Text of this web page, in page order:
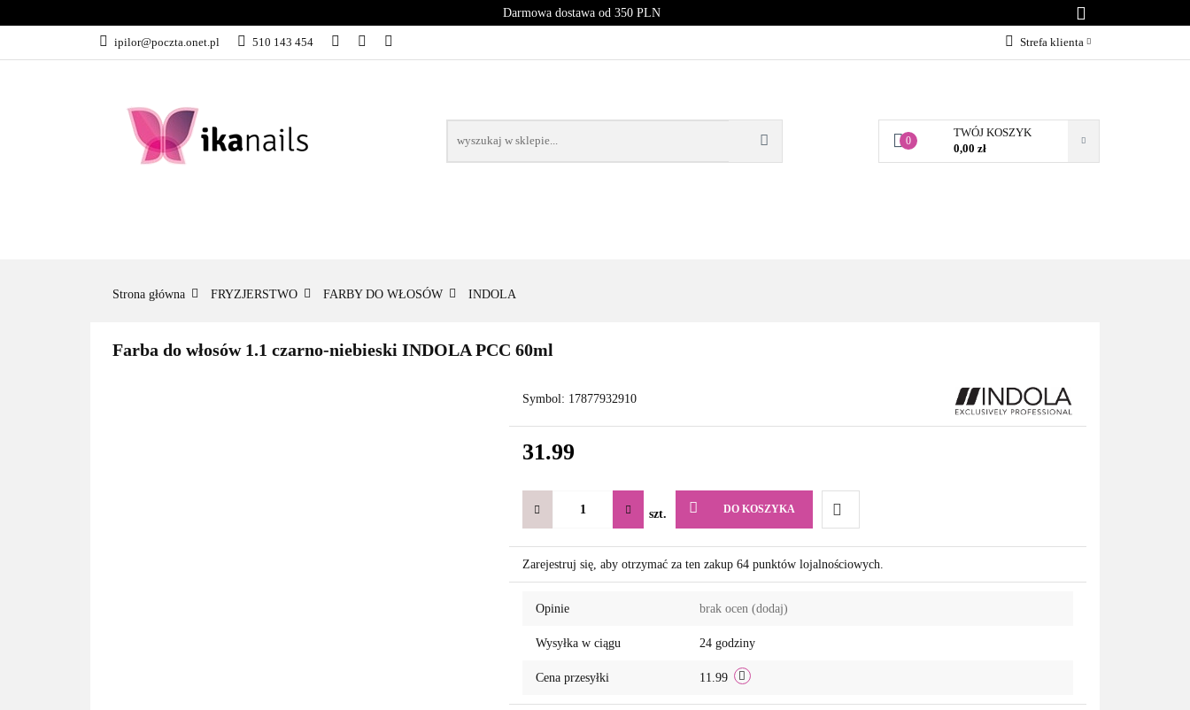
Darmowa dostawa od 350 PLN
ipilor@poczta.onet.pl 510 143 454 Strefa klienta
Dodaj zgłoszenie
Zgody cookies
0
TWÓJ KOSZYK
0,00 zł
KATEGORIE
Strona główna FRYZJERSTWO FARBY DO WŁOSÓW INDOLA
Farba do włosów 1.1 czarno-niebieski INDOLA PCC 60ml
Symbol: 17877932910
31.99
szt. DO KOSZYKA
Do
przechowalni
Zarejestruj się, aby otrzymać za ten zakup 64 punktów lojalnościowych.
Opinie brak ocen (dodaj)
Wysyłka w ciągu 24 godziny
Cena przesyłki 11.99